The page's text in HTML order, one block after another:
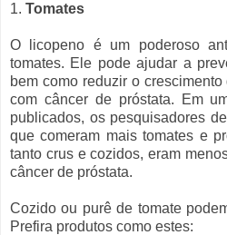
1. Tomates
O licopeno é um poderoso
tomates. Ele pode ajudar a
bem como reduzir o
com câncer de próstata. Em
publicados, os pesquisadores
que comeram mais tomates e
tanto crus e cozidos, eram
câncer de próstata.
Cozido ou purê de tomate
Prefira produtos como estes: